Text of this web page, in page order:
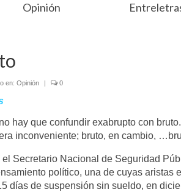
Opinión
en: Opinión | 0
hay que confundir exabrupto con
inconveniente; bruto, en cambio,
Secretario Nacional de Seguridad
político, una de cuyas aristas
días de suspensión sin sueldo, en